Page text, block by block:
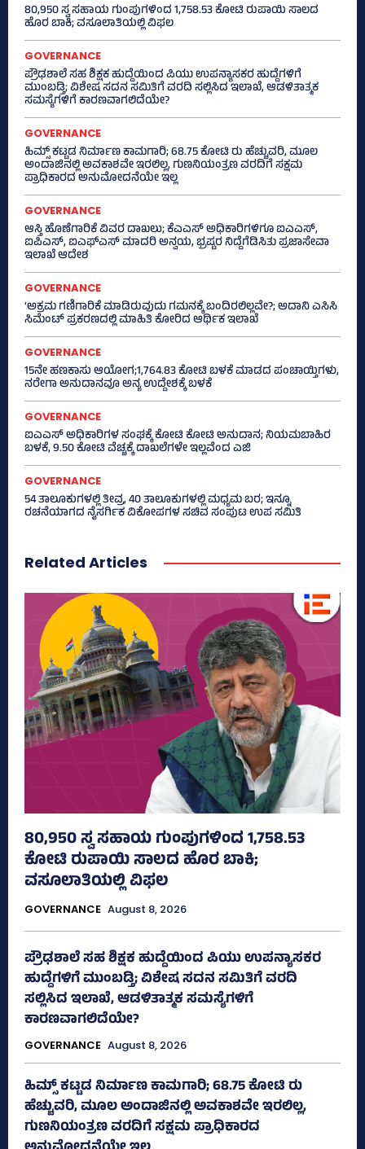
80,950 ಸ್ವ ಸಹಾಯ ಗುಂಪುಗಳಿಂದ 1,758.53 ಕೋಟಿ ರುಪಾಯಿ ಸಾಲದ
ಹೊರ ಬಾಕಿ; ವಸೂಲಾತಿಯಲ್ಲಿ ವಿಫಲ
GOVERNANCE
ಪ್ರೌಢಶಾಲೆ ಸಹ ಶಿಕ್ಷಕ ಹುದ್ದೆಯಿಂದ ಪಿಯು ಉಪನ್ಯಾಸಕರ ಹುದ್ದೆಗಳಿಗೆ
ಮುಂಬಡ್ತಿ; ವಿಶೇಷ ಸದನ ಸಮಿತಿಗೆ ವರದಿ ಸಲ್ಲಿಸಿದ ಇಲಾಖೆ, ಆಡಳಿತಾತ್ಮಕ
ಸಮಸ್ಯೆಗಳಿಗೆ ಕಾರಣವಾಗಲಿದೆಯೇ?
GOVERNANCE
ಹಿಮ್ಸ್‌ ಕಟ್ಟಡ ನಿರ್ಮಾಣ ಕಾಮಗಾರಿ; 68.75 ಕೋಟಿ ರು ಹೆಚ್ಚುವರಿ, ಮೂಲ
ಅಂದಾಜಿನಲ್ಲಿ ಅವಕಾಶವೇ ಇರಲಿಲ್ಲ, ಗುಣನಿಯಂತ್ರಣ ವರದಿಗೆ ಸಕ್ಷಮ
ಪ್ರಾಧಿಕಾರದ ಅನುಮೋದನೆಯೇ ಇಲ್ಲ
GOVERNANCE
ಆಸ್ತಿ ಹೊಣೆಗಾರಿಕೆ ವಿವರ ದಾಖಲು; ಕೆಎಎಸ್ ಅಧಿಕಾರಿಗಳಿಗೂ ಐಎಎಸ್‌,
ಐಪಿಎಸ್‌, ಐಎಫ್‌ಎಸ್‌ ಮಾದರಿ ಅನ್ವಯ, ಭ್ರಷ್ಟರ ನಿದ್ದೆಗೆಡಿಸಿತು ಪ್ರಜಾಸೇವಾ
ಇಲಾಖೆ ಆದೇಶ
GOVERNANCE
‘ಅಕ್ರಮ ಗಣಿಗಾರಿಕೆ ಮಾಡಿರುವುದು ಗಮನಕ್ಕೆ ಬಂದಿರಲಿಲ್ಲವೇ?; ಅದಾನಿ ಎಸಿಸಿ
ಸಿಮೆಂಟ್ ಪ್ರಕರಣದಲ್ಲಿ ಮಾಹಿತಿ ಕೋರಿದ ಆರ್ಥಿಕ ಇಲಾಖೆ
GOVERNANCE
15ನೇ ಹಣಕಾಸು ಆಯೋಗ;1,764.83 ಕೋಟಿ ಬಳಕೆ ಮಾಡದ ಪಂಚಾಯ್ತಿಗಳು,
ನರೇಗಾ ಅನುದಾನವೂ ಅನ್ಯ ಉದ್ದೇಶಕ್ಕೆ ಬಳಕೆ
GOVERNANCE
ಐಎಎಸ್‌ ಅಧಿಕಾರಿಗಳ ಸಂಘಕ್ಕೆ ಕೋಟಿ ಕೋಟಿ ಅನುದಾನ; ನಿಯಮಬಾಹಿರ
ಬಳಕೆ, 9.50 ಕೋಟಿ ವೆಚ್ಚಕ್ಕೆ ದಾಖಲೆಗಳೇ ಇಲ್ಲವೆಂದ ಎಜಿ
GOVERNANCE
54 ತಾಲೂಕುಗಳಲ್ಲಿ ತೀವ್ರ, 40 ತಾಲೂಕುಗಳಲ್ಲಿ ಮಧ್ಯಮ ಬರ; ಇನ್ನೂ
ರಚನೆಯಾಗದ ನೈಸರ್ಗಿಕ ವಿಕೋಪಗಳ ಸಚಿವ ಸಂಪುಟ ಉಪ ಸಮಿತಿ
Related Articles
80,950 ಸ್ವ ಸಹಾಯ ಗುಂಪುಗಳಿಂದ 1,758.53
ಕೋಟಿ ರುಪಾಯಿ ಸಾಲದ ಹೊರ ಬಾಕಿ;
ವಸೂಲಾತಿಯಲ್ಲಿ ವಿಫಲ
GOVERNANCE August 8, 2026
ಪ್ರೌಢಶಾಲೆ ಸಹ ಶಿಕ್ಷಕ ಹುದ್ದೆಯಿಂದ ಪಿಯು ಉಪನ್ಯಾಸಕರ
ಹುದ್ದೆಗಳಿಗೆ ಮುಂಬಡ್ತಿ; ವಿಶೇಷ ಸದನ ಸಮಿತಿಗೆ ವರದಿ
ಸಲ್ಲಿಸಿದ ಇಲಾಖೆ, ಆಡಳಿತಾತ್ಮಕ ಸಮಸ್ಯೆಗಳಿಗೆ
ಕಾರಣವಾಗಲಿದೆಯೇ?
GOVERNANCE August 8, 2026
ಹಿಮ್ಸ್‌ ಕಟ್ಟಡ ನಿರ್ಮಾಣ ಕಾಮಗಾರಿ; 68.75 ಕೋಟಿ ರು
ಹೆಚ್ಚುವರಿ, ಮೂಲ ಅಂದಾಜಿನಲ್ಲಿ ಅವಕಾಶವೇ ಇರಲಿಲ್ಲ,
ಗುಣನಿಯಂತ್ರಣ ವರದಿಗೆ ಸಕ್ಷಮ ಪ್ರಾಧಿಕಾರದ